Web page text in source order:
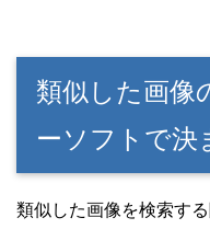
類似した画像
ーソフトで決
類似した画像を検索す